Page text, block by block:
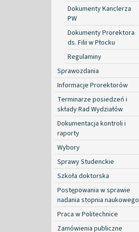
Dokumenty Kanclerza
PW
Dokumenty Prorektora
ds. Filii w Płocku
Regulaminy
Sprawozdania
Informacje Prorektorów
Terminarze posiedzeń i
składy Rad Wydziałów
Dokumentacja kontroli i
raporty
Wybory
Sprawy Studenckie
Szkoła doktorska
Postępowania w sprawie
nadania stopnia naukowego
Praca w Politechnice
Zamówienia publiczne